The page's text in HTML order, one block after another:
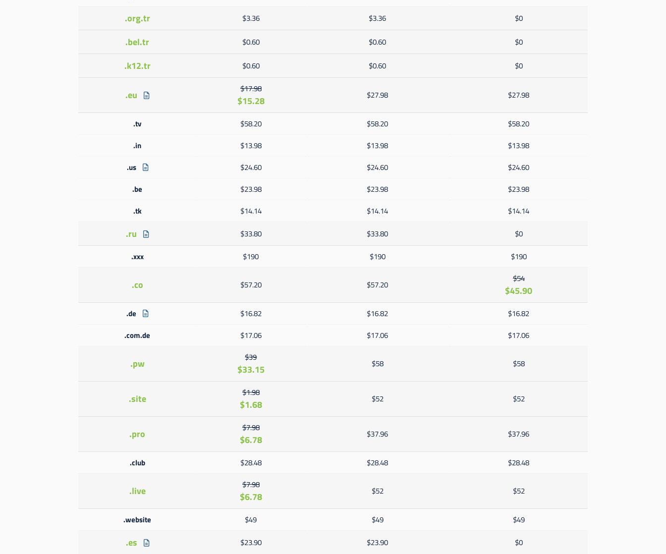
.org.tr $3.36 $3.36 $0
.bel.tr $0.60 $0.60 $0
.k12.tr $0.60 $0.60 $0
.eu $17.98
$15.28 $27.98 $27.98
.tv $58.20 $58.20
$58.20
.in
$13.98 $13.98
$13.98
.us
$24.60 $24.60
$24.60
.be
$23.98 $23.98
$23.98
.tk
$14.14 $14.14 $14.14
.ru $33.80 $33.80
$0
.xxx
$190 $190 $190
.co $57.20 $57.20
$54
$45.90
.de $16.82 $16.82
$16.82
.com.de
$17.06 $17.06 $17.06
.pw $39
$33.15 $58 $58
.site $1.98
$1.68 $52 $52
.pro $7.98
$6.78 $37.96 $37.96
.club $28.48 $28.48 $28.48
.live $7.98
$6.78 $52 $52
.website $49 $49 $49
.es $23.90 $23.90 $0